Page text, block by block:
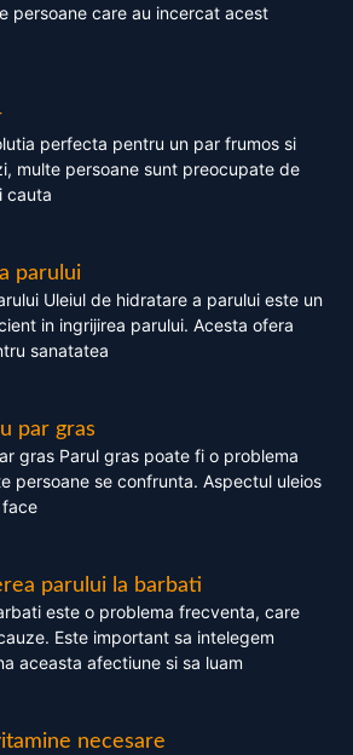
persoane care au incercat acest
perfecta pentru un par frumos si
multe persoane sunt preocupate de
cauta
parului
Uleiul de hidratare a parului este un
in ingrijirea parului. Acesta ofera
sanatatea
par gras
gras Parul gras poate fi o problema
persoane se confrunta. Aspectul uleios
parului la barbati
este o problema frecventa, care
Este important sa intelegem
aceasta afectiune si sa luam
necesare